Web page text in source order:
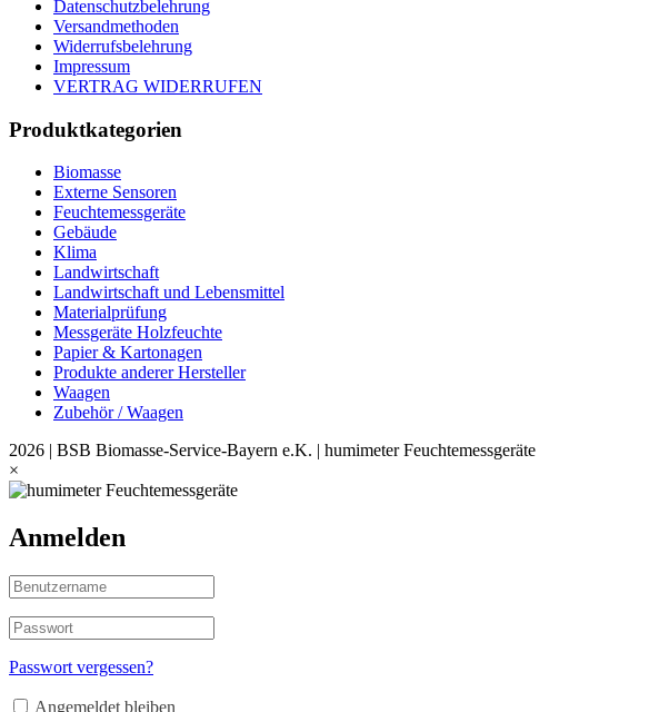
Datenschutzbelehrung
Versandmethoden
Widerrufsbelehrung
Impressum
VERTRAG WIDERRUFEN
Produktkategorien
Biomasse
Externe Sensoren
Feuchtemessgeräte
Gebäude
Klima
Landwirtschaft
Landwirtschaft und Lebensmittel
Materialprüfung
Messgeräte Holzfeuchte
Papier & Kartonagen
Produkte anderer Hersteller
Waagen
Zubehör / Waagen
2026 | BSB Biomasse-Service-Bayern e.K. | humimeter Feuchtemessgeräte
×
Anmelden
Passwort vergessen?
Angemeldet bleiben